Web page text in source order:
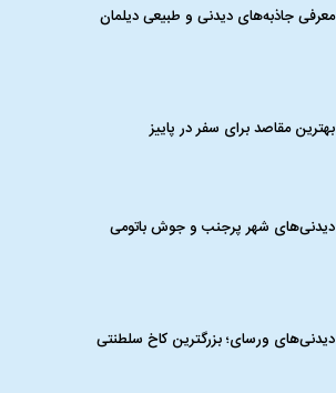
معرفی جاذبه‌های دیدنی و طبیعی دیلمان
بهترین مقاصد برای سفر در پاییز
دیدنی‌های شهر پرجنب و جوش باتومی
دیدنی‌های ورسای؛ بزرگترین کاخ سلطنتی